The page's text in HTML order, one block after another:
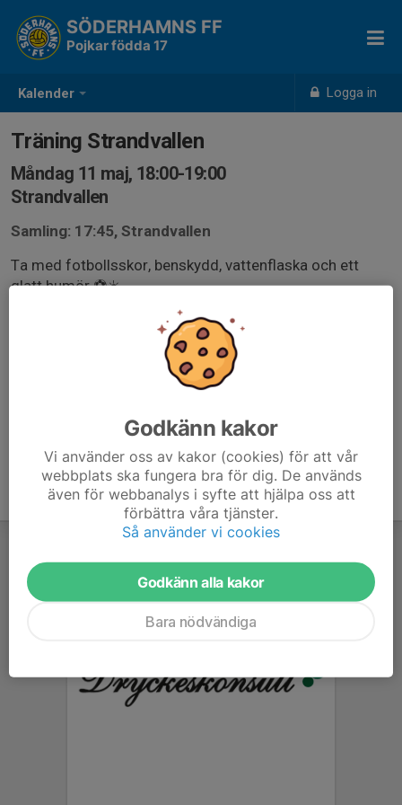
Kalender Logga in
SÖDERHAMNS FF
Pojkar födda 17
Träning Strandvallen
Måndag 11 maj, 18:00-19:00
Strandvallen
Samling: 17:45, Strandvallen
Ta med fotbollsskor, benskydd, vattenflaska och ett
glatt humör ⚽️☀️
Godkänn kakor
Vi använder oss av kakor (cookies) för att vår
webbplats ska fungera bra för dig. De används
även för webbanalys i syfte att hjälpa oss att
förbättra våra tjänster.
Så använder vi cookies
Godkänn alla kakor
Bara nödvändiga